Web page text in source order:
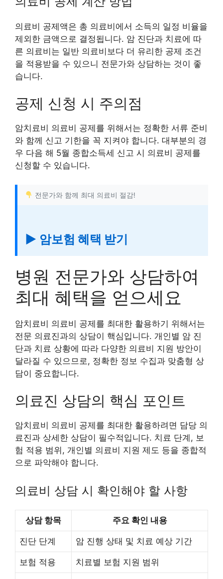
의료비 공제액은 총 의료비에서 소득의 일정 비율을
제외한 금액으로 결정됩니다. 암 진단과 치료에 따
른 의료비는 일반 의료비보다 더 유리한 공제 조건
을 적용받을 수 있으니 전문가와 상담하는 것이 좋
습니다.
공제 신청 시 주의점
암치료비 의료비 공제를 위해서는 정확한 서류 준비
와 함께 신고 기한을 꼭 지켜야 합니다. 대부분의 경
우 다음 해 5월 종합소득세 신고 시 의료비 공제를
신청할 수 있습니다.
전문가와 함께 최대 의료비 절감!
▶ 암보험 혜택 받기
병원 전문가와 상담하여
최대 혜택을 얻으세요
암치료비 의료비 공제를 최대한 활용하기 위해서는
전문 의료진과의 상담이 핵심입니다. 개인별 암 진
단과 치료 상황에 따라 다양한 의료비 지원 방안이
달라질 수 있으므로, 정확한 정보 수집과 맞춤형 상
담이 중요합니다.
의료진 상담의 핵심 포인트
암치료비 의료비 공제를 최대한 활용하려면 담당 의
료진과 상세한 상담이 필수적입니다. 치료 단계, 보
험 적용 범위, 개인별 의료비 지원 제도 등을 종합적
으로 파악해야 합니다.
의료비 상담 시 확인해야 할 사항
상담 항목 주요 확인 내용
진단 단계 암 진행 상태 및 치료 예상 기간
보험 적용 치료별 보험 지원 범위